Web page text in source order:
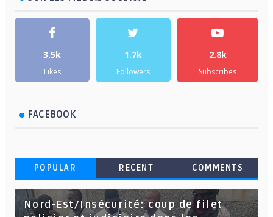
3.5k
Likes
1.7k
Followers
2.8k
Subscribes
FACEBOOK
POPULAR RECENT COMMENTS
Nord-Est/Insécurité: coup de filet